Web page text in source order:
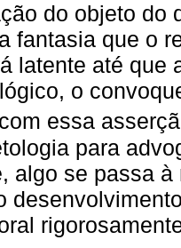
do objeto do
fantasia que o
latente até que
o
essa
para
algo se passa